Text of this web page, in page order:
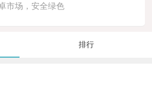
市场，安全绿色
排行